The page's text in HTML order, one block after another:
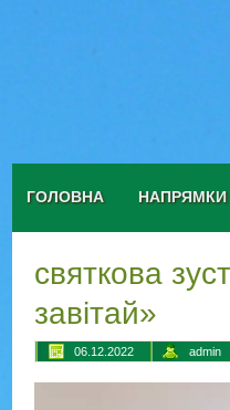
ГОЛОВНА НАПРЯМКИ
святкова
завітай»
06.12.2022 admin